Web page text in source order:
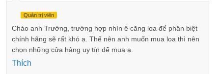
Quản trị viên
Chào anh Trưởng, trường hợp nhìn ê căng loa để phân biệt
chính hãng sẽ rất khó ạ. Thế nên anh muốn mua loa thì nên
chọn những cửa hàng uy tín để mua ạ.
Thích